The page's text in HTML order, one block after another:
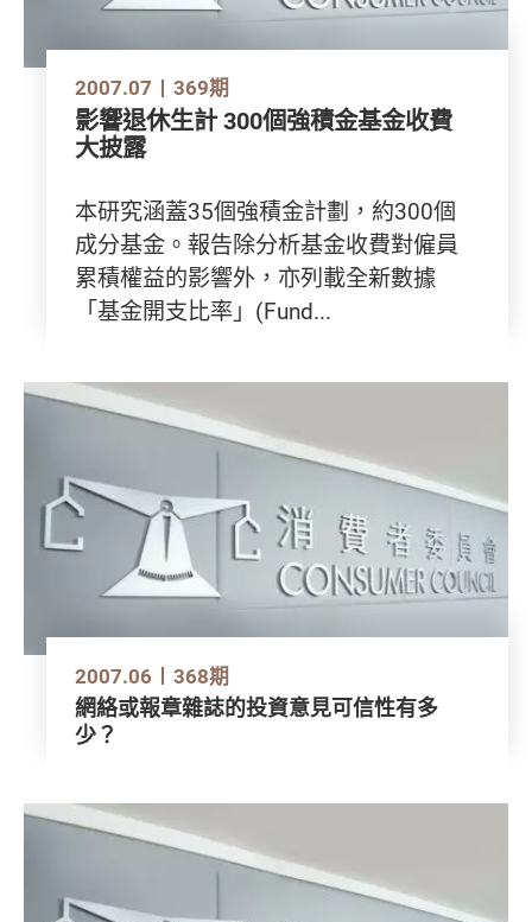
2007.07 369期
影響退休生計 300個強積金基金收費
大披露
本研究涵蓋35個強積金計劃，約300個
成分基金。報告除分析基金收費對僱員
累積權益的影響外，亦列載全新數據
「基金開支比率」(Fund...
2007.06 368期
網絡或報章雜誌的投資意見可信性有多
少？